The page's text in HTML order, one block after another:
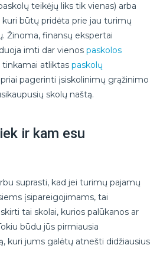
teikėjų liks tik vienas) arba
kuri būtų pridėta prie jau turimų
Žinoma, finansų ekspertai
imti dar vienos paskolos
tinkamai atliktas paskolų
pagerinti įsiskolinimų grąžinimo
skolų naštą.
ir kam esu
suprasti, kad jei turimų pajamų
įsipareigojimams, tai
tai skolai, kurios palūkanos ar
būdu jūs pirmiausia
kuri jums galėtų atnešti didžiausius